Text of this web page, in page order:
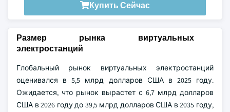
Купить Сейчас
Размер рынка виртуальных
электростанций
Глобальный рынок виртуальных электростанций
оценивался в 5,5 млрд долларов США в 2025 году.
Ожидается, что рынок вырастет с 6,7 млрд долларов
США в 2026 году до 39,5 млрд долларов США в 2035 году,